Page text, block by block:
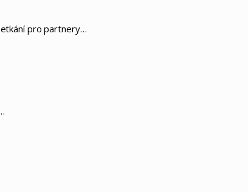
pro partnery…